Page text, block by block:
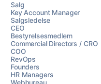
Salg
Key Account Manager
Salgsledelse
CEO
Bestyrelsesmedlem
Commercial Directors / CRO
COO
RevOps
Founders
HR Managers
Webbureau